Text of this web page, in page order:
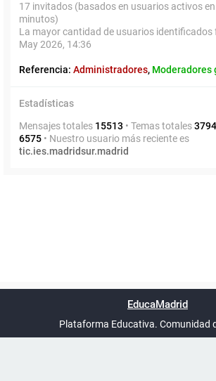
17 invitados (basados en usuarios activos
minutos)
La mayor cantidad de usuarios identificados
May 2026, 14:36
Referencia: Administradores, Moderadores
Estadísticas
Mensajes totales 15513 • Temas totales3794
6575 • Nuestro usuario más reciente es
tic.ies.madridsur.madrid
UTC+02:00
phpBB España
EducaMadrid
Plataforma Educativa. Comunidad